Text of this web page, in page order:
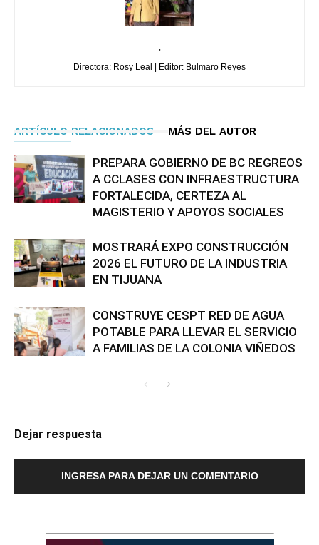
.
Directora: Rosy Leal | Editor: Bulmaro Reyes
ARTÍCULO RELACIONADOS MÁS DEL AUTOR
PREPARA GOBIERNO DE BC REGREOS
A CCLASES CON INFRAESTRUCTURA
FORTALECIDA, CERTEZA AL
MAGISTERIO Y APOYOS SOCIALES
MOSTRARÁ EXPO CONSTRUCCIÓN
2026 EL FUTURO DE LA INDUSTRIA
EN TIJUANA
CONSTRUYE CESPT RED DE AGUA
POTABLE PARA LLEVAR EL SERVICIO
A FAMILIAS DE LA COLONIA VIÑEDOS
Dejar respuesta
INGRESA PARA DEJAR UN COMENTARIO